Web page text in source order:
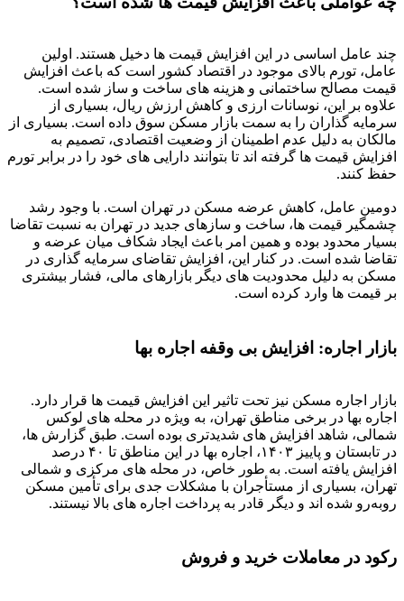
چند عامل اساسی در این افزایش قیمت ها دخیل هستند. اولین
عامل، تورم بالای موجود در اقتصاد کشور است که باعث افزایش
قیمت مصالح ساختمانی و هزینه های ساخت و ساز شده است.
علاوه بر این، نوسانات ارزی و کاهش ارزش ریال، بسیاری از
سرمایه گذاران را به سمت بازار مسکن سوق داده است. بسیاری از
مالکان به دلیل عدم اطمینان از وضعیت اقتصادی، تصمیم به
افزایش قیمت ها گرفته اند تا بتوانند دارایی های خود را در برابر تورم
حفظ کنند.
دومین عامل، کاهش عرضه مسکن در تهران است. با وجود رشد
چشمگیر قیمت ها، ساخت و سازهای جدید در تهران به نسبت تقاضا
بسیار محدود بوده و همین امر باعث ایجاد شکاف میان عرضه و
تقاضا شده است. در کنار این، افزایش تقاضای سرمایه گذاری در
مسکن به دلیل محدودیت های دیگر بازارهای مالی، فشار بیشتری
بر قیمت ها وارد کرده است.
بازار اجاره: افزایش بی وقفه اجاره بها
بازار اجاره مسکن نیز تحت تاثیر این افزایش قیمت ها قرار دارد.
اجاره بها در برخی مناطق تهران، به ویژه در محله های لوکس
شمالی، شاهد افزایش های شدیدتری بوده است. طبق گزارش ها،
در تابستان و پاییز ۱۴۰۳، اجاره بها در این مناطق تا ۴۰ درصد
افزایش یافته است. به طور خاص، در محله های مرکزی و شمالی
تهران، بسیاری از مستأجران با مشکلات جدی برای تأمین مسکن
روبه‌رو شده اند و دیگر قادر به پرداخت اجاره های بالا نیستند.
رکود در معاملات خرید و فروش